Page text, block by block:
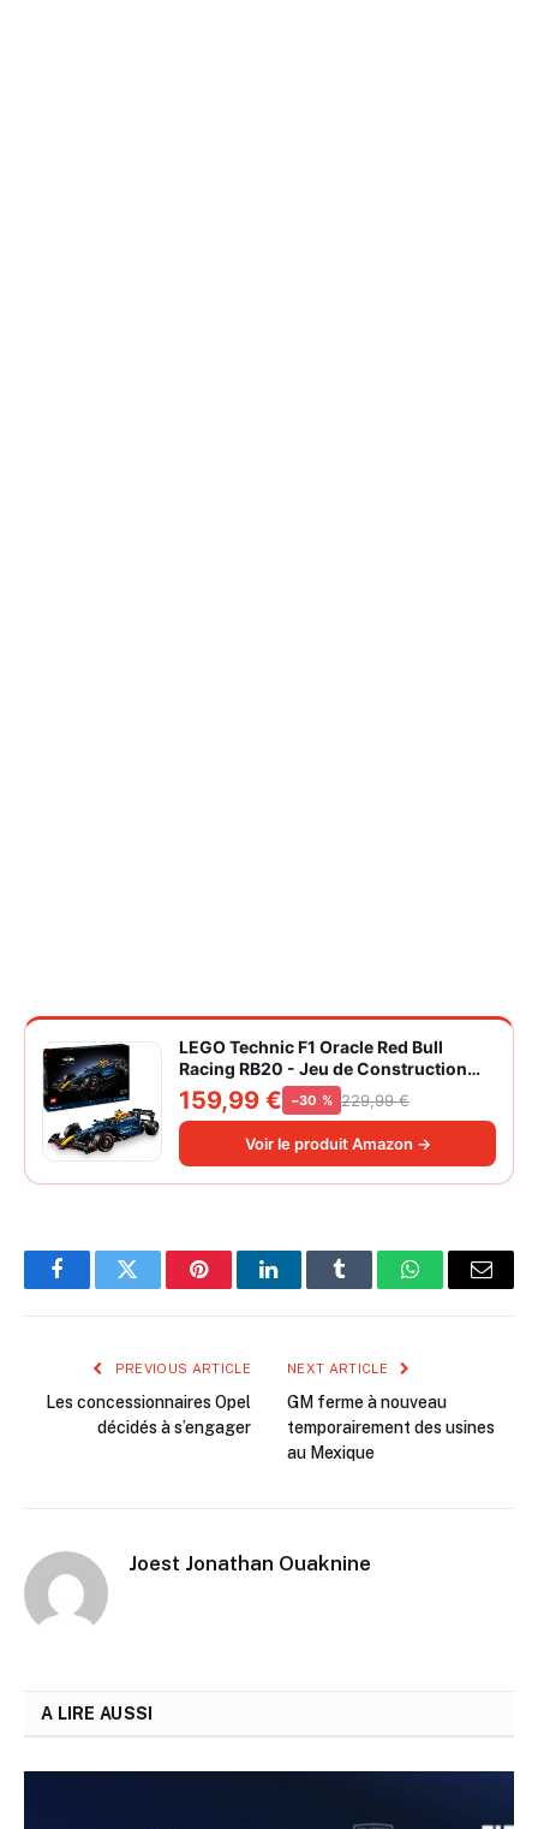
LEGO Technic F1 Oracle Red Bull
Racing RB20 - Jeu de Construction
Collector pour Adulte - Inclut Un
Moteur V6 et Une boîte de Vitesses -
Idée Cadeau pour passionnés de
Formule 1 42206
159,99 € −30 % 229,99 €
Voir le produit Amazon →
FacebookTwitter PinterestLinkedInTumblr WhatsAppEmail
PREVIOUS ARTICLE
Les concessionnaires Opel
décidés à s’engager
NEXT ARTICLE
GM ferme à nouveau
temporairement des usines
au Mexique
Joest Jonathan Ouaknine
A LIRE AUSSI